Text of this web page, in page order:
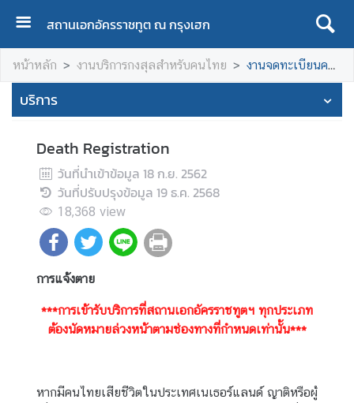
สถานเอกอัครราชทูต ณ กรุงเฮก
H
O
E
A
O
U
T
T
H
A
L
หน้าหลัก งานบริการกงสุลสำหรับคนไทย งานจดทะเบียนคนตาย
บริการ
Death Registration
วันที่นำเข้าข้อมูล 18 ก.ย. 2562
วันที่ปรับปรุงข้อมูล 19 ธ.ค. 2568
18,368 view
การแจ้งตาย
***การเข้ารับบริการที่สถานเอกอัครราชทูตฯ ทุกประเภท
ต้องนัดหมายล่วงหน้าตามช่องทางที่กำหนดเท่านั้น***
หากมีคนไทยเสียชีวิตในประเทศเนเธอร์แลนด์ ญาติหรือผู้